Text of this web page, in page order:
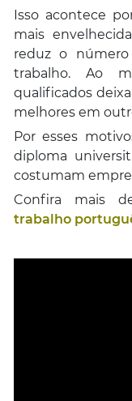
Isso acontece
mais
reduz o
trabalho. Ao
qualificados
melhores em
Por esses
diploma
costumam
Confira mais
trabalho